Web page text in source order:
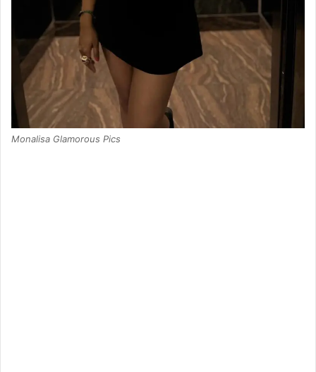
Monalisa Glamorous Pics